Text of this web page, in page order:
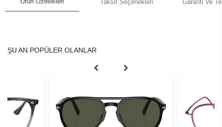
Taksit Seçenekleri Garanti Ve
ŞU AN POPÜLER OLANLAR